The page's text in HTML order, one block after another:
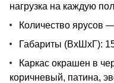
нагрузка на каждую
Количество ярусов
Габариты (ВхШхГ):
Каркас окрашен в
коричневый, патина,